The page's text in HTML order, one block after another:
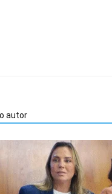
autor